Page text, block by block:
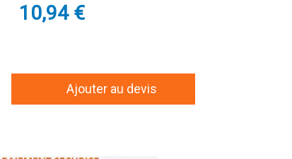
10,94 €
Ajouter au devis